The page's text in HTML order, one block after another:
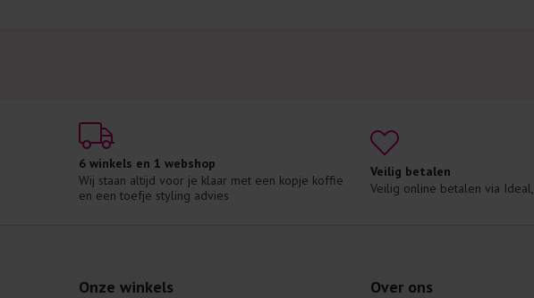
6 winkels en 1 webshop
Wij staan altijd voor je klaar met een kopje koffie
en een toefje styling advies
Veilig betalen
Veilig online betalen via
Onze winkels Over ons